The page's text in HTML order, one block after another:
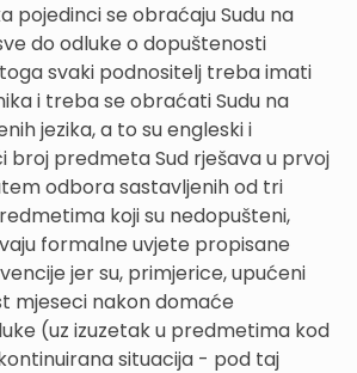
pojedinci se obraćaju Sudu na
do odluke o dopuštenosti
svaki podnositelj treba imati
i treba se obraćati Sudu na
jezika, a to su engleski i
broj predmeta Sud rješava u prvoj
odbora sastavljenih od tri
koji su nedopušteni,
formalne uvjete propisane
jer su, primjerice, upućeni
mjeseci nakon domaće
(uz izuzetak u predmetima kod
situacija - pod taj